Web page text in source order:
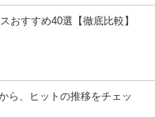
おすすめ40選【徹底比較】
ら、ヒットの推移をチェッ